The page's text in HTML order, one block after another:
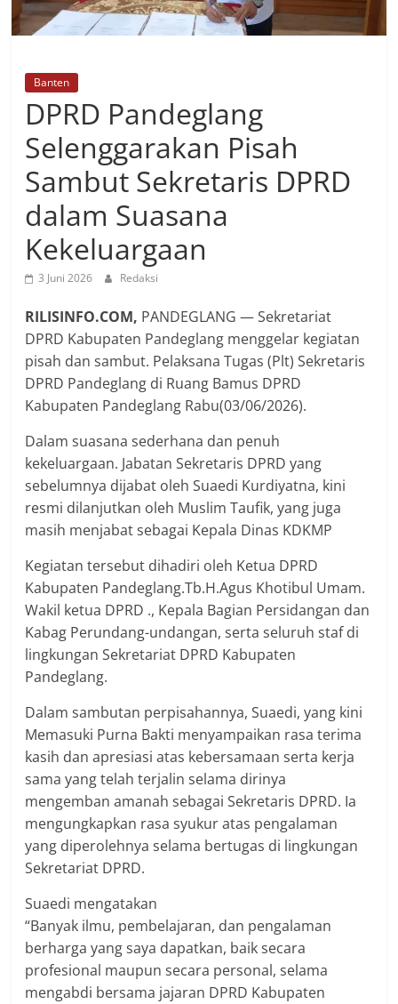
Banten
DPRD Pandeglang
Selenggarakan Pisah
Sambut Sekretaris DPRD
dalam Suasana
Kekeluargaan
3 Juni 2026 Redaksi
RILISINFO.COM, PANDEGLANG — Sekretariat
DPRD Kabupaten Pandeglang menggelar kegiatan
pisah dan sambut. Pelaksana Tugas (Plt) Sekretaris
DPRD Pandeglang di Ruang Bamus DPRD
Kabupaten Pandeglang Rabu(03/06/2026).
Dalam suasana sederhana dan penuh
kekeluargaan. Jabatan Sekretaris DPRD yang
sebelumnya dijabat oleh Suaedi Kurdiyatna, kini
resmi dilanjutkan oleh Muslim Taufik, yang juga
masih menjabat sebagai Kepala Dinas KDKMP
Kegiatan tersebut dihadiri oleh Ketua DPRD
Kabupaten Pandeglang.Tb.H.Agus Khotibul Umam.
Wakil ketua DPRD ., Kepala Bagian Persidangan dan
Kabag Perundang-undangan, serta seluruh staf di
lingkungan Sekretariat DPRD Kabupaten
Pandeglang.
Dalam sambutan perpisahannya, Suaedi, yang kini
Memasuki Purna Bakti menyampaikan rasa terima
kasih dan apresiasi atas kebersamaan serta kerja
sama yang telah terjalin selama dirinya
mengemban amanah sebagai Sekretaris DPRD. Ia
mengungkapkan rasa syukur atas pengalaman
yang diperolehnya selama bertugas di lingkungan
Sekretariat DPRD.
Suaedi mengatakan
“Banyak ilmu, pembelajaran, dan pengalaman
berharga yang saya dapatkan, baik secara
profesional maupun secara personal, selama
mengabdi bersama jajaran DPRD Kabupaten